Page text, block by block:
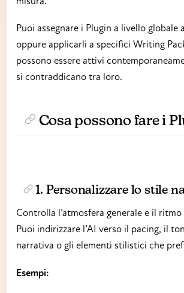
Puoi assegnare i Plugin a livello globale
oppure applicarli a specifici Writing
possono essere attivi
si contraddicano tra loro.
Cosa possono fare i
1. Personalizzare lo stile
Controlla l’atmosfera generale e il
Puoi indirizzare l’AI verso il pacing, il
narrativa o gli elementi stilistici che
Esempi: